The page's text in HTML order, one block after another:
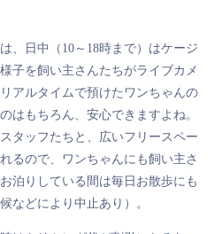
、日中（10～18時まで）はケージ
子を飼い主さんたちがライブカメ
アルタイムで預けたワンちゃんの
はもちろん、安心できますよね。
タッフたちと、広いフリースペー
るので、ワンちゃんにも飼い主さ
泊りしている間は毎日お散歩にも
などにより中止あり）。